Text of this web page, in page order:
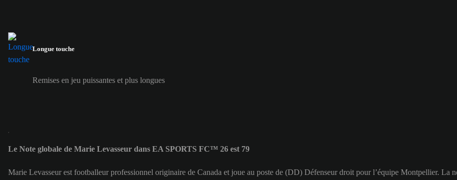
Longue touche
Remises en jeu puissantes et plus longues
Le Note globale de Marie Levasseur dans EA SPORTS FC™ 26 est 79
Marie Levasseur est footballeur professionnel originaire de Canada et joue au poste de (DD) Défenseur droit pour l’équipe Montpellier. La